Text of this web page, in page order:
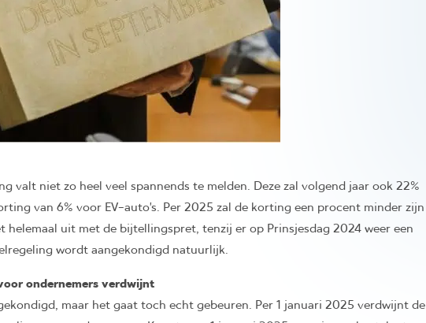
valt niet zo heel veel spannends te melden. Deze zal volgend jaar ook 22%
van 6% voor EV-auto’s. Per 2025 zal de korting een procent minder zijn
helemaal uit met de bijtellingspret, tenzij er op Prinsjesdag 2024 weer een
wordt aangekondigd natuurlijk.
ondernemers verdwijnt
maar het gaat toch echt gebeuren. Per 1 januari 2025 verdwijnt de